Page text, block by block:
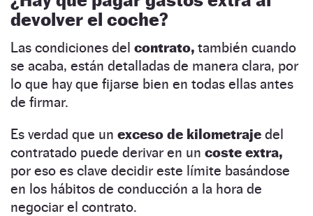
devolver el coche?
Las condiciones del contrato, también cuando
se acaba, están detalladas de manera clara, por
lo que hay que fijarse bien en todas ellas antes
de firmar.
Es verdad que un exceso de kilometraje del
contratado puede derivar en un coste extra,
por eso es clave decidir este límite basándose
en los hábitos de conducción a la hora de
negociar el contrato.